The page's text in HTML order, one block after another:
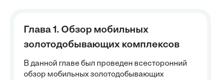
Глава 1. Обзор мобильных
золотодобывающих комплексов
В данной главе был проведен всесторонний
обзор мобильных золотодобывающих